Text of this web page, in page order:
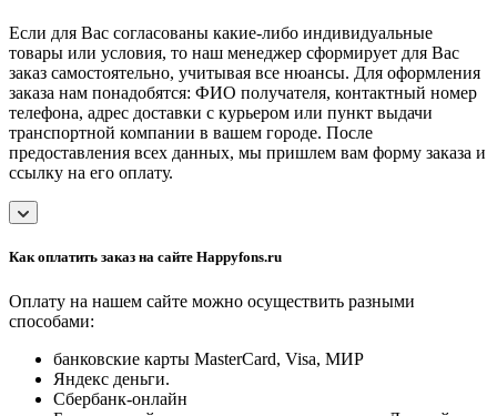
Если для Вас согласованы какие-либо индивидуальные
товары или условия, то наш менеджер сформирует для Вас
заказ самостоятельно, учитывая все нюансы. Для оформления
заказа нам понадобятся: ФИО получателя, контактный номер
телефона, адрес доставки с курьером или пункт выдачи
транспортной компании в вашем городе. После
предоставления всех данных, мы пришлем вам форму заказа и
ссылку на его оплату.
Как оплатить заказ на сайте Happyfons.ru
Оплату на нашем сайте можно осуществить разными
способами:
банковские карты MasterCard, Visa, МИР
Яндекс деньги.
Сбербанк-онлайн